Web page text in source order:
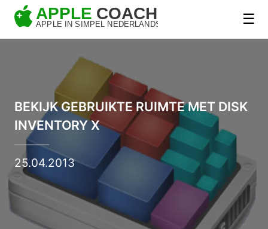
☰
BEKIJK GEBRUIKTE RUIMTE MET DISK
INVENTORY X
25.04.2013